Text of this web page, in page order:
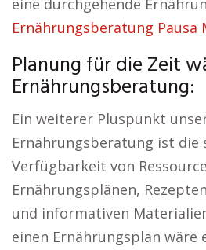
eine durchgehende
Ernährungsberatung Pausa
Planung für die Zeit
Ernährungsberatung:
Ein weiterer Pluspunkt
Ernährungsberatung ist die
Verfügbarkeit von
Ernährungsplänen,
und informativen
einen Ernährungsplan wäre